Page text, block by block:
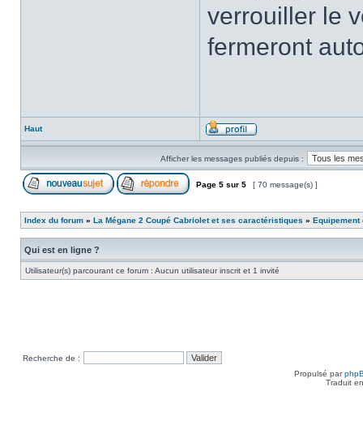
verrouiller le
fermeront
Haut
Afficher les messages publiés depuis :
Page 5 sur 5 [ 70 message(s) ]
Index du forum » La Mégane 2 Coupé Cabriolet et ses caractéristiques » Equipement
Qui est en ligne ?
Utilisateur(s) parcourant ce forum : Aucun utilisateur inscrit et 1 invité
Recherche de :
Propulsé par
Traduit